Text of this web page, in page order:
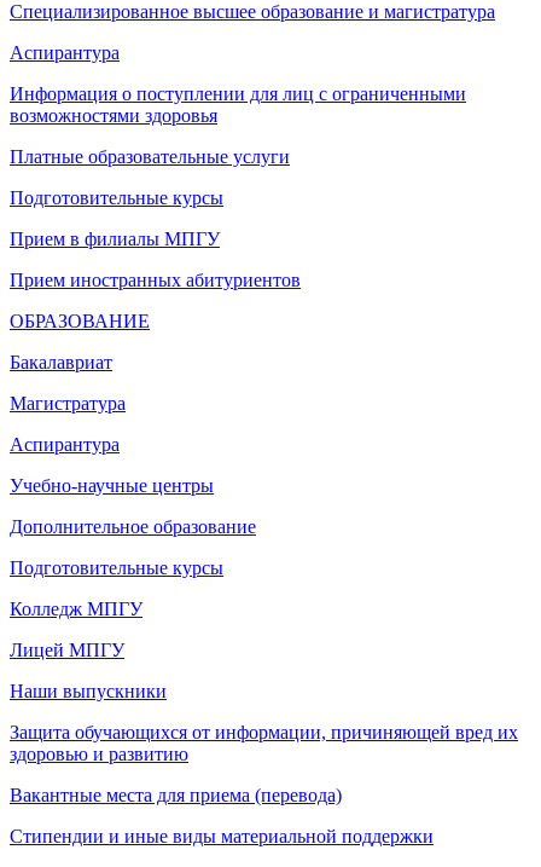
Специализированное высшее образование и магистратура
Аспирантура
Информация о поступлении для лиц с ограниченными
возможностями здоровья
Платные образовательные услуги
Подготовительные курсы
Прием в филиалы МПГУ
Прием иностранных абитуриентов
ОБРАЗОВАНИЕ
Бакалавриат
Магистратура
Аспирантура
Учебно-научные центры
Дополнительное образование
Подготовительные курсы
Колледж МПГУ
Лицей МПГУ
Наши выпускники
Защита обучающихся от информации, причиняющей вред их
здоровью и развитию
Вакантные места для приема (перевода)
Стипендии и иные виды материальной поддержки